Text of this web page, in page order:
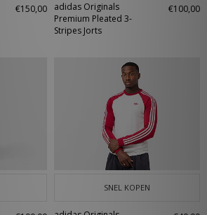
€150,00
adidas Originals
Premium Pleated 3-
Stripes Jorts
€100,00
SNEL KOPEN